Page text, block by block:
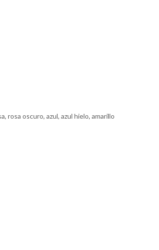
rosa oscuro, azul, azul hielo, amarillo